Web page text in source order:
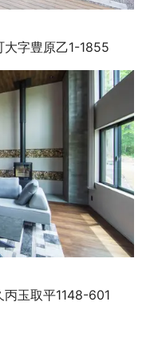
字豊原乙1-1855
玉取平1148-601